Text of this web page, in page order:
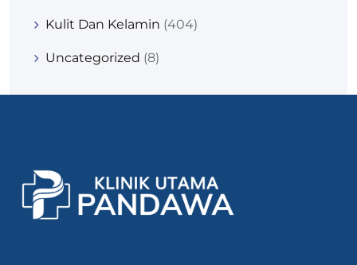
Kulit Dan Kelamin (404)
Uncategorized (8)